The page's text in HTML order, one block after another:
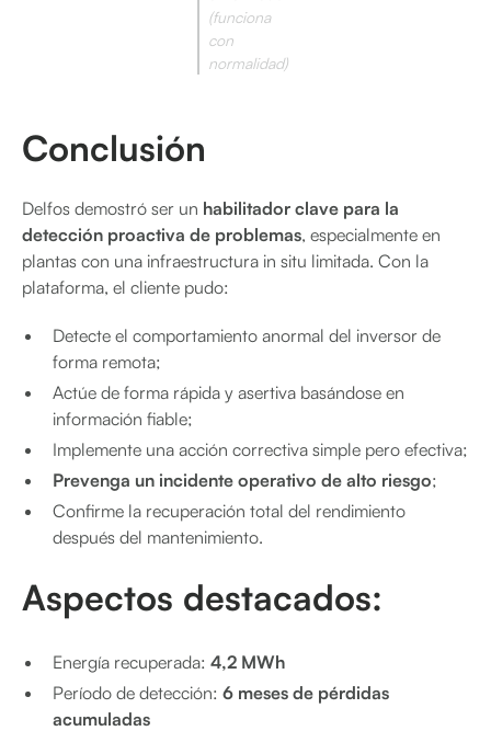
(funciona
con
normalidad)
Conclusión
Delfos demostró ser un habilitador clave para la
detección proactiva de problemas, especialmente en
plantas con una infraestructura in situ limitada. Con la
plataforma, el cliente pudo:
Detecte el comportamiento anormal del inversor de
forma remota;
Actúe de forma rápida y asertiva basándose en
información fiable;
Implemente una acción correctiva simple pero efectiva;
Prevenga un incidente operativo de alto riesgo;
Confirme la recuperación total del rendimiento
después del mantenimiento.
Aspectos destacados:
Energía recuperada: 4,2 MWh
Período de detección: 6 meses de pérdidas
acumuladas